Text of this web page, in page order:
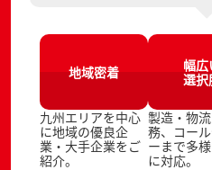
地域密着
九州エリアを中心
に地域の優良企
業・大手企業をご
紹介。
幅広
選択
製造・物
務、コー
ーまで多
に対応。